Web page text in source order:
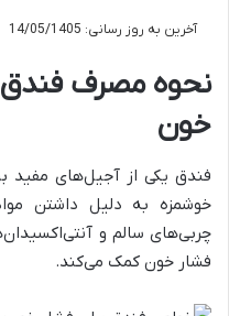
آخرین به روز رسانی: 14/05/1405
نحوه مصرف فندق
خون
فندق یکی از آجیل‌های مفید
خوشمزه به دلیل داشتن
چربی‌های سالم و
فشار خون کمک می‌کند.